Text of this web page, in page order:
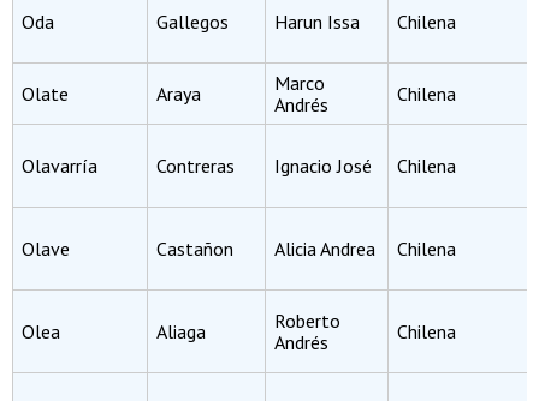
Oda Gallegos Harun Issa Chilena
Olate Araya
Marco
Andrés
Chilena
Olavarría Contreras Ignacio José Chilena
Olave Castañon Alicia Andrea Chilena
Olea Aliaga
Roberto
Andrés
Chilena